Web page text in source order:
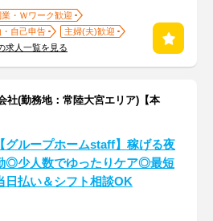
業・Ｗワーク歓迎
自己申告
主婦(夫)歓迎
求人一覧を見る
社(勤務地：常陸大宮エリア)【本
【グループホームstaff】稼げる夜
◎少人数でゆったりケア◎最短
日払い＆シフト相談OK